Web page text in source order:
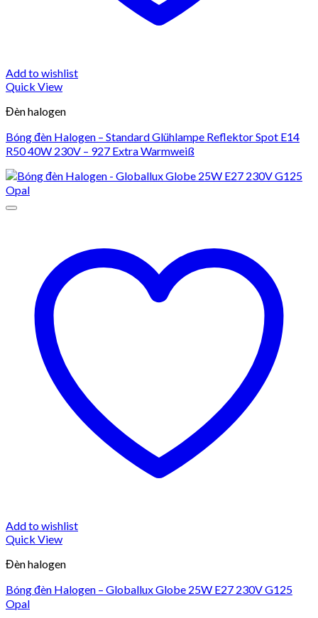
Add to wishlist
Quick View
Đèn halogen
Bóng đèn Halogen – Standard Glühlampe Reflektor Spot E14
R50 40W 230V – 927 Extra Warmweiß
Add to wishlist
Quick View
Đèn halogen
Bóng đèn Halogen – Globallux Globe 25W E27 230V G125
Opal